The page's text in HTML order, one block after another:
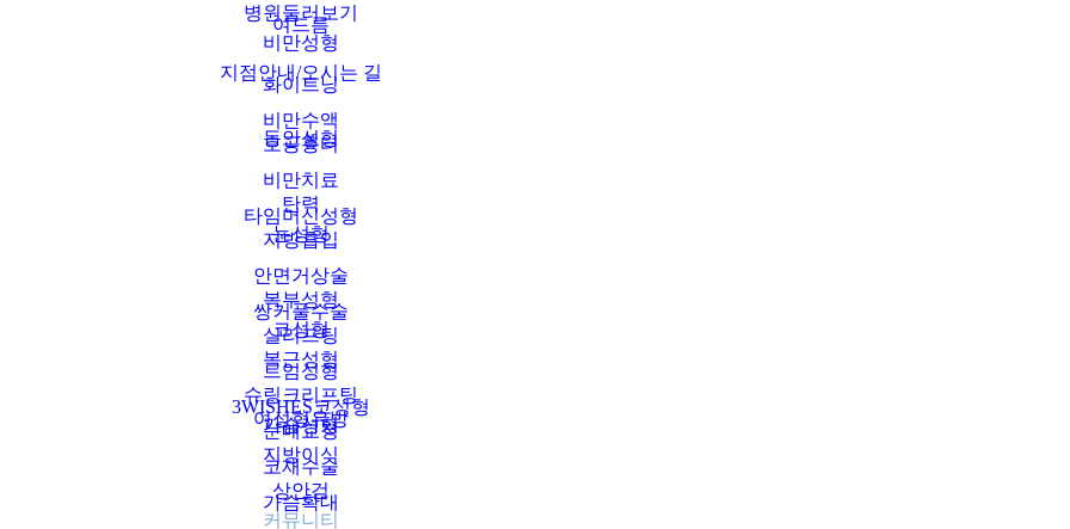
병원둘러보기
지점안내/오시는 길
여드름
화이트닝
모공흉터
탄력
비만성형
비만수액
비만치료
지방흡입
복부성형
복근성형
여성형유방
동안성형
타임머신성형
안면거상술
실리프팅
슈링크리프팅
지방이식
눈성형
쌍커풀수술
트임성형
눈매교정
상안검
코성형
3WISHES코성형
코재수술
가슴성형
가슴확대
커뮤니티